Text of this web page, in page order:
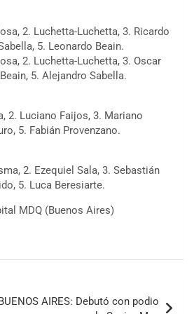
2. Luchetta-Luchetta, 3. Ricardo
5. Leonardo Beain.
2. Luchetta-Luchetta, 3. Oscar
5. Alejandro Sabella.
2. Luciano Faijos, 3. Mariano
5. Fabián Provenzano.
2. Ezequiel Sala, 3. Sebastián
5. Luca Beresiarte.
MDQ (Buenos Aires)
AIRES: Debutó con podio
E-KART.COM.AR